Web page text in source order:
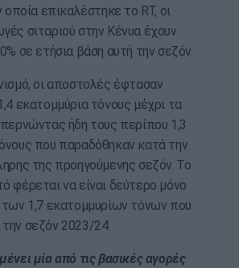
επικαλέστηκε το RT, οι
σιταριού στην Κένυα έχουν
σε ετήσια βάση αυτή την σεζόν.
οι αποστολές έφτασαν
εκατομμύρια τόνους μέχρι τα
ήδη τους περίπου 1,3
που παραδόθηκαν κατά την
της προηγούμενης σεζόν. Το
φέρεται να είναι δεύτερο μόνο
1,7 εκατομμυρίων τόνων που
σεζόν 2023/24.
μία από τις βασικές αγορές